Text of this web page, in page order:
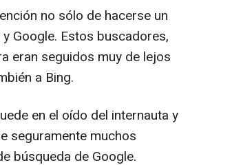
no sólo de hacerse un
Google. Estos buscadores,
eran seguidos muy de lejos
a Bing.
en el oído del internauta y
seguramente muchos
búsqueda de Google.